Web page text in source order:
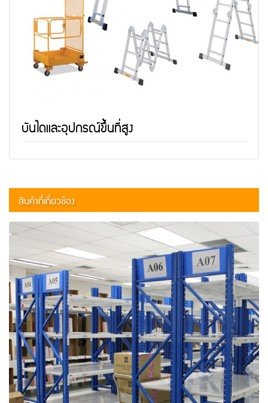
บันไดและอุปกรณ์ขึ้นที่สูง
สินค้าที่เกี่ยวข้อง